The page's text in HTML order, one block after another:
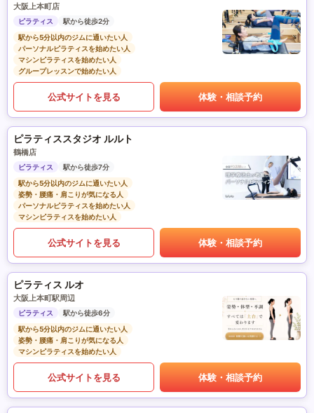
大阪上本町店
ピラティス
駅から徒歩2分
駅から5分以内のジムに通いたい人
パーソナルピラティスを始めたい人
マシンピラティスを始めたい人
グループレッスンで始めたい人
公式サイトを見る 体験・相談予約
ピラティススタジオ ルルト
鶴橋店
ピラティス
駅から徒歩7分
駅から5分以内のジムに通いたい人
姿勢・腰痛・肩こりが気になる人
パーソナルピラティスを始めたい人
マシンピラティスを始めたい人
公式サイトを見る 体験・相談予約
ピラティス ルオ
大阪上本町駅周辺
ピラティス
駅から徒歩6分
駅から5分以内のジムに通いたい人
姿勢・腰痛・肩こりが気になる人
マシンピラティスを始めたい人
公式サイトを見る 体験・相談予約